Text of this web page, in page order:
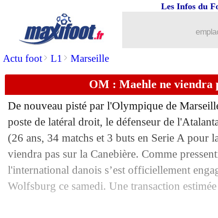
Actu foot> L1 > Marseille
Les Infos du
OM : Maehle ne viendra
De nouveau pisté par l'Olympique de
poste de latéral droit, le défenseur de
(26 ans, 34 matchs et 3 buts en Serie A pour
viendra pas sur la Canebière. Comme
l'international danois s’est officiellement
Wolfsburg ce samedi. Une transaction
: Marseille-Reims, les compos
12/08 Ang.: Arsenal réussit son entrée en
12/08 Monaco: Hütter veut titiller le PSG
12/08 L2: coup d'envoi reporté pour Rodez-
12/08 Montpellier : Savanier n'exclut pas
12/08 CdM (f): l'Angleterre rejoint